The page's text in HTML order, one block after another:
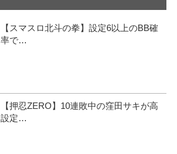
【スマスロ北斗の拳】設定6以上のBB確
率で…
【押忍ZERO】10連敗中の窪田サキが高
設定…